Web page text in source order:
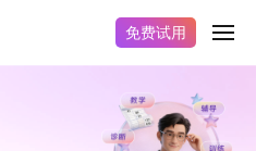
免费试用